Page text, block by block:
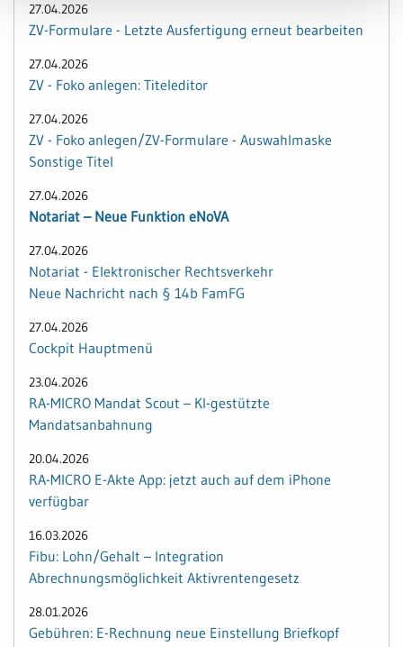
27.04.2026
ZV-Formulare - Letzte Ausfertigung erneut bearbeiten
27.04.2026
ZV - Foko anlegen: Titeleditor
27.04.2026
ZV - Foko anlegen/ZV-Formulare - Auswahlmaske
Sonstige Titel
27.04.2026
Notariat – Neue Funktion eNoVA
27.04.2026
Notariat - Elektronischer Rechtsverkehr
Neue Nachricht nach § 14b FamFG
27.04.2026
Cockpit Hauptmenü
23.04.2026
RA-MICRO Mandat Scout – KI-gestützte
Mandatsanbahnung
20.04.2026
RA-MICRO E-Akte App: jetzt auch auf dem iPhone
verfügbar
16.03.2026
Fibu: Lohn/Gehalt – Integration
Abrechnungsmöglichkeit Aktivrentengesetz
28.01.2026
Gebühren: E-Rechnung neue Einstellung Briefkopf